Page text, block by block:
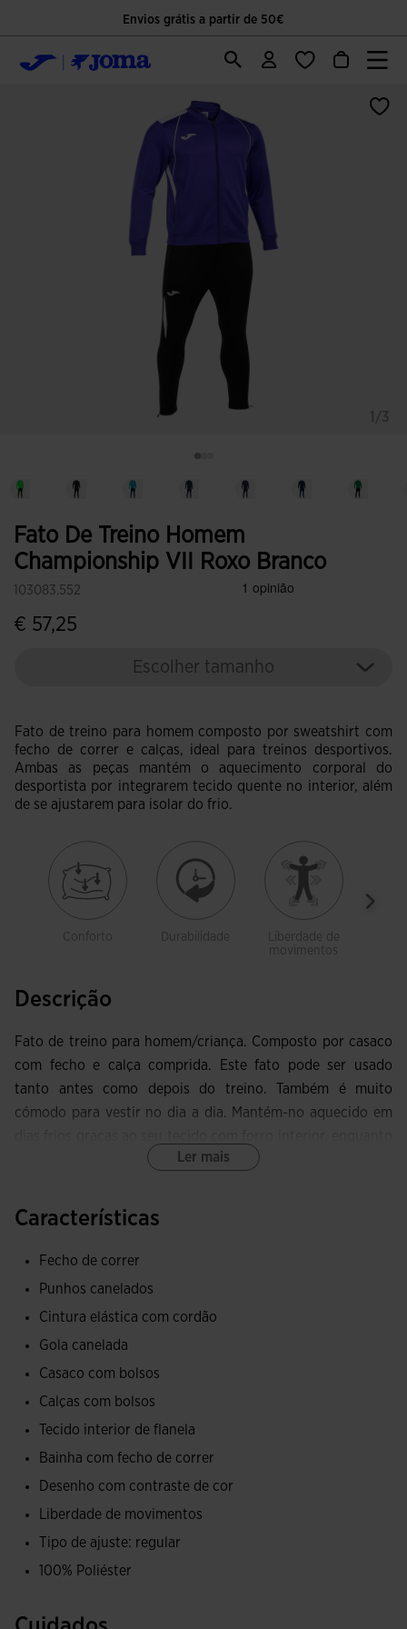
Envios grátis a partir de 50€
Fato De Treino Homem
Championship VII Roxo Branco
103083.552
€ 57,25
Escolher tamanho
Fato de treino para homem composto por sweatshirt com
fecho de correr e calças, ideal para treinos desportivos.
Ambas as peças mantém o aquecimento corporal do
desportista por integrarem tecido quente no interior, além
de se ajustarem para isolar do frio.
Conforto Durabilidade
Liberdade de
movimentos
Descrição
Fato de treino para homem/criança. Composto por casaco
com fecho e calça comprida. Este fato pode ser usado
tanto antes como depois do treino. Também é muito
cómodo para vestir no dia a dia. Mantém-no aquecido em
se move com total liberdade.
que guarde os seus essenciais. Está confeccionada com
caracterizado por recortes de cor contrastante na zona dos
ombros, parte frontal superior e acabamentos laterais.
poderá guardar e transportar confortavelmente os seus
objetos pessoais, como o telemóvel ou as chaves, sem se
preocupar em perdê-los. Possuem também fechos na
bainha para que vestir e despir seja rápido e fácil. O seu
O fato de treino foi confeccionado com tecido suave,
peças têm forro interior em fleece, um material quente que
Ler mais
Características
Fecho de correr
Punhos canelados
Cintura elástica com cordão
Gola canelada
Casaco com bolsos
Calças com bolsos
Tecido interior de flanela
Bainha com fecho de correr
Desenho com contraste de cor
Liberdade de movimentos
Tipo de ajuste: regular
100% Poliéster